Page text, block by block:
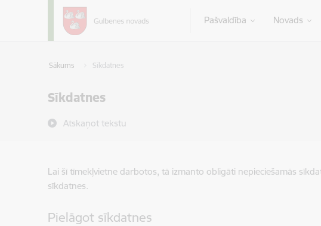
Pāriet uz lapas saturu
Pašvaldība Novads
Sākums Sīkdatnes
Sīkdatnes
Atskaņot tekstu
Lai šī tīmekļvietne darbotos, tā izmanto obligāti nepieciešamās
sīkdatnes.
Pielāgot sīkdatnes